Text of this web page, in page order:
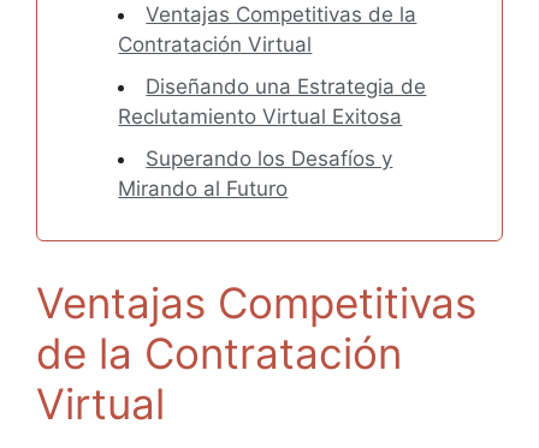
Ventajas Competitivas de la
Contratación Virtual
Diseñando una Estrategia de
Reclutamiento Virtual Exitosa
Superando los Desafíos y
Mirando al Futuro
Ventajas Competitivas
de la Contratación
Virtual